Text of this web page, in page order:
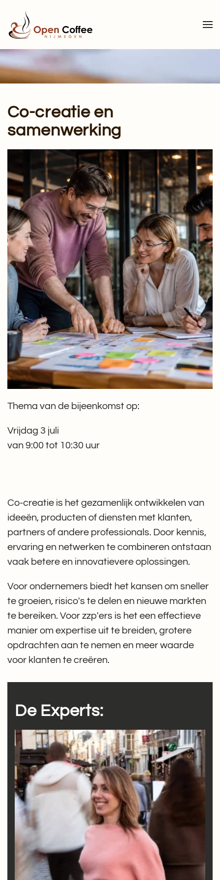
Terug naar hoofdinhoud
Co-creatie en
samenwerking
Thema van de bijeenkomst op:
Vrijdag 3 juli
van 9:00 tot 10:30 uur
Co-creatie is het gezamenlijk ontwikkelen van
ideeën, producten of diensten met klanten,
partners of andere professionals. Door kennis,
ervaring en netwerken te combineren ontstaan
vaak betere en innovatievere oplossingen.
Voor ondernemers biedt het kansen om sneller
te groeien, risico's te delen en nieuwe markten
te bereiken. Voor zzp'ers is het een effectieve
manier om expertise uit te breiden, grotere
opdrachten aan te nemen en meer waarde
voor klanten te creëren.
De Experts: